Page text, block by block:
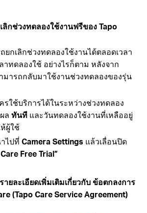
ลิกช่วงทดลองใช้งานฟรีของ Tapo
ยกเลิกช่วงทดลองใช้งานได้ตลอดเวลา
าทดลองใช้ อย่างไรก็ตาม หลังจาก
มารถกลับมาใช้งานช่วงทดลองของรุ่น
รใช้บริการได้ในระหว่างช่วงทดลอง
ลทันที และวันทดลองใช้งานที่เหลืออยู่
ผู้ใช้
ไปที่Camera Settings แล้วเลื่อนปิด
Free Trial”
ยละเอียดเพิ่มเติมเกี่ยวกับ ข้อตกลงการ
(Tapo Care Service Agreement)